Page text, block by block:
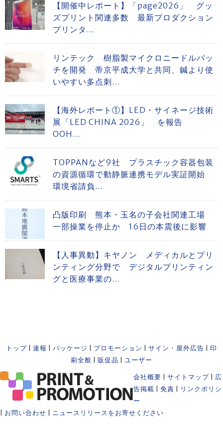
【開催中レポート】「page2026」 グッ
ズプリント関連多数 最新プロダクション
プリンタ...
リンテック 樹脂製マイクロニードルパッ
チを開発 帝京平成大学と共同、鍼より使
いやすい多点刺...
【海外レポート①】LED・サイネージ技術
展「LED CHINA 2026」 を報告
OOH...
TOPPANなど9社 プラスチック容器包装
の資源循環で動静脈連携モデル実証開始
環境省請負...
凸版印刷 熊本・玉名の子会社関連工場
一部操業を停止か 16日の本震後に影響
【人事異動】キヤノン メディカルとプリ
ンティング分野で デジタルプリンティン
グと医療事業の...
トップ 速報 パッケージ プロモーション サイン・屋外広告
印
刷全般
販促品 ユーザー
会社概要 サイトマップ
広
告掲載
免責
リンクポリシ
ー
お問い合わせ ニュースリリースをお寄せください